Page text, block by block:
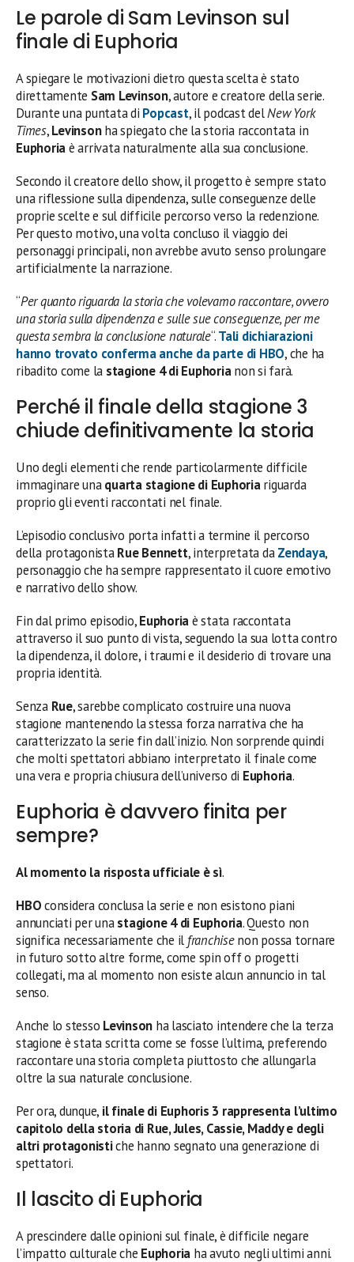
Le parole di Sam Levinson sul
finale di Euphoria
A spiegare le motivazioni dietro questa scelta è stato
direttamente Sam Levinson, autore e creatore della serie.
Durante una puntata di Popcast, il podcast delNew York
Times,Levinsonha spiegato che la storia raccontata in
Euphoriaè arrivata naturalmente alla sua conclusione.
Secondo il creatore dello show, il progetto è sempre stato
una riflessione sulla dipendenza, sulle conseguenze delle
proprie scelte e sul difficile percorso verso la redenzione.
Per questo motivo, una volta concluso il viaggio dei
personaggi principali, non avrebbe avuto senso prolungare
artificialmente la narrazione.
“Per quanto riguarda la storia che volevamo raccontare, ovvero
una storia sulla dipendenza e sulle sue conseguenze, per me
questa sembra la conclusione naturale“.Tali dichiarazioni
hanno trovato conferma anche da parte di HBO, che ha
ribadito come la stagione 4 di Euphorianon si farà.
Perché il finale della stagione 3
chiude definitivamente la storia
Uno degli elementi che rende particolarmente difficile
immaginare unaquarta stagione di Euphoriariguarda
proprio gli eventi raccontati nel finale.
L’episodio conclusivo porta infatti a termine il percorso
della protagonistaRue Bennett, interpretata daZendaya,
personaggio che ha sempre rappresentato il cuore emotivo
e narrativo dello show.
Fin dal primo episodio,Euphoriaè stata raccontata
attraverso il suo punto di vista, seguendo la sua lotta contro
la dipendenza, il dolore, i traumi e il desiderio di trovare una
propria identità.
Senza Rue, sarebbe complicato costruire una nuova
stagione mantenendo la stessa forza narrativa che ha
caratterizzato la serie fin dall’inizio. Non sorprende quindi
che molti spettatori abbiano interpretato il finale come
una vera e propria chiusura dell’universo di Euphoria.
Euphoria è davvero finita per
sempre?
Al momento la risposta ufficiale è sì.
HBOconsidera conclusa la serie e non esistono piani
annunciati per unastagione 4 di Euphoria. Questo non
significa necessariamente che il franchisenon possa tornare
in futuro sotto altre forme, come spin off o progetti
collegati, ma al momento non esiste alcun annuncio in tal
senso.
Anche lo stesso Levinson ha lasciato intendere che la terza
stagione è stata scritta come se fosse l’ultima, preferendo
raccontare una storia completa piuttosto che allungarla
oltre la sua naturale conclusione.
Per ora, dunque, il finale di Euphoris 3 rappresenta l’ultimo
capitolo della storia di Rue, Jules, Cassie, Maddy e degli
altri protagonistiche hanno segnato una generazione di
spettatori.
Il lascito di Euphoria
A prescindere dalle opinioni sul finale, è difficile negare
l’impatto culturale che Euphoria ha avuto negli ultimi anni.